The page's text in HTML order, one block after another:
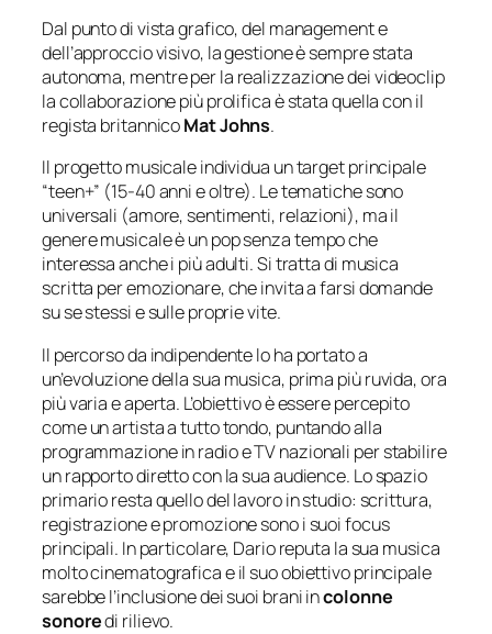
Dal punto di vista grafico, del management e
dell’approccio visivo, la gestione è sempre stata
autonoma, mentre per la realizzazione dei videoclip
la collaborazione più prolifica è stata quella con il
regista britannicoMat Johns.
Il progetto musicale individua un target principale
“teen+” (15-40 anni e oltre). Le tematiche sono
universali (amore, sentimenti, relazioni), ma il
genere musicale è un pop senza tempo che
interessa anche i più adulti. Si tratta di musica
scritta per emozionare, che invita a farsi domande
su se stessi e sulle proprie vite.
Il percorso da indipendente lo ha portato a
un’evoluzione della sua musica, prima più ruvida, ora
più varia e aperta. L’obiettivo è essere percepito
come un artista a tutto tondo, puntando alla
programmazione in radio e TV nazionali per stabilire
un rapporto diretto con la sua audience. Lo spazio
primario resta quello del lavoro in studio: scrittura,
registrazione e promozione sono i suoi focus
principali. In particolare, Dario reputa la sua musica
molto cinematografica e il suo obiettivo principale
sarebbe l’inclusione dei suoi brani incolonne
sonoredi rilievo.